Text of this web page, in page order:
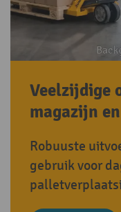
Veelzijdige
magazijn
Robuuste
gebruik voor